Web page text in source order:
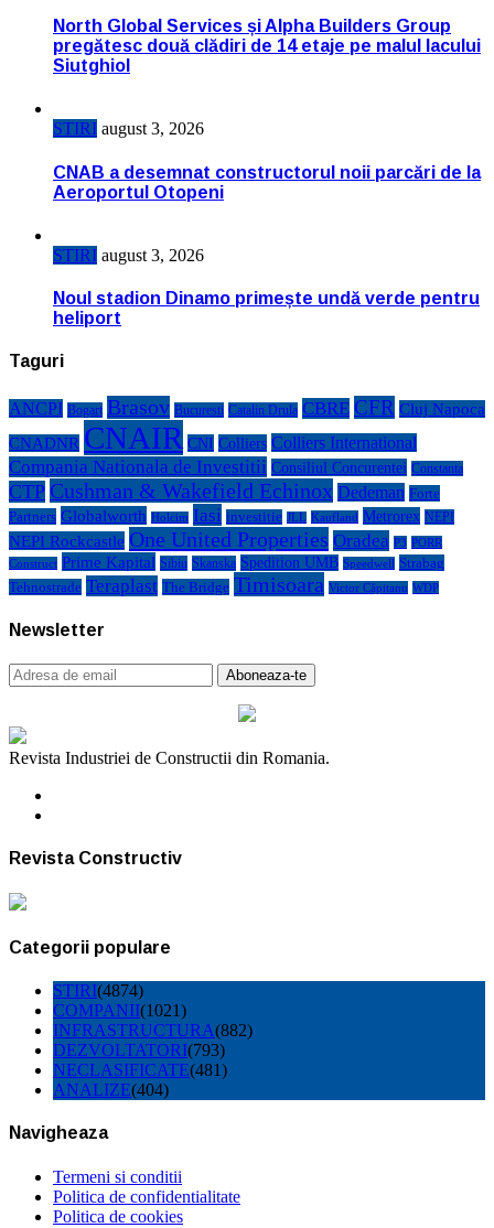
North Global Services și Alpha Builders Group
pregătesc două clădiri de 14 etaje pe malul lacului
Siutghiol
STIRI august 3, 2026
CNAB a desemnat constructorul noii parcări de la
Aeroportul Otopeni
STIRI august 3, 2026
Noul stadion Dinamo primește undă verde pentru
heliport
Taguri
ANCPI Bogart Brasov Bucuresti Catalin Drula CBRE CFR Cluj Napoca
CNADNR CNAIR CNI Colliers Colliers International
Compania Nationala de Investitii Consiliul Concurentei Constanta
CTP Cushman & Wakefield Echinox Dedeman Forte
Partners Globalworth Holcim Iasi investitie JLL Kaufland Metrorex NEPI
NEPI Rockcastle One United Properties Oradea P3 PORR
Construct Prime Kapital Sibiu Skanska Spedition UMB Speedwell Strabag
Tehnostrade Teraplast The Bridge Timisoara Victor Căpitanu WDP
Newsletter
Revista Industriei de Constructii din Romania.
Revista Constructiv
Categorii populare
STIRI(4874)
COMPANII(1021)
INFRASTRUCTURA(882)
DEZVOLTATORI(793)
NECLASIFICATE(481)
ANALIZE(404)
Navigheaza
Termeni si conditii
Politica de confidentialitate
Politica de cookies